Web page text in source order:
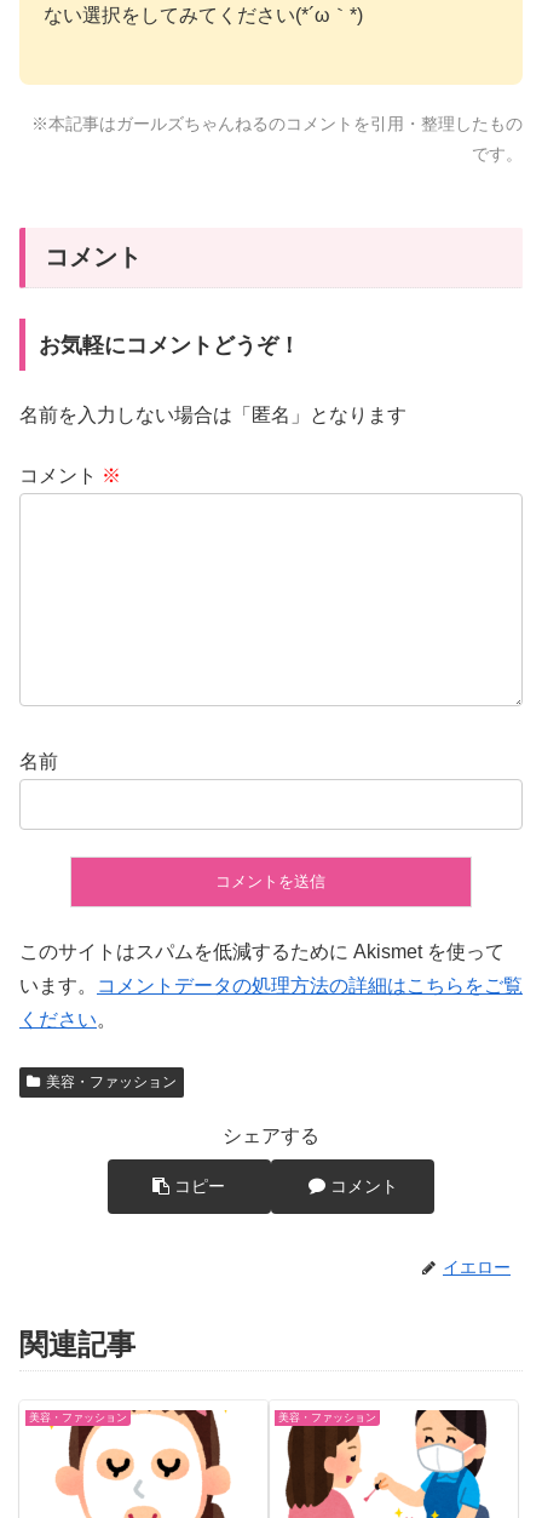
ない選択をしてみてください(*´ω｀*)
※本記事はガールズちゃんねるのコメントを引用・整理したもの
です。
コメント
お気軽にコメントどうぞ！
名前を入力しない場合は「匿名」となります
コメント ※
名前
このサイトはスパムを低減するために Akismet を使って
います。
コメントデータの処理方法の詳細はこちらをご覧
ください。
美容・ファッション
シェアする
コピー コメント
イエロー
関連記事
美容・ファッション 美容・ファッション